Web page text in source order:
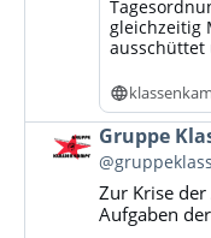
gleichzeitig
ausschüttet
Beitrag
von
Gruppe
Klassenkampf
Gruppe
Zur Krise
Aufgaben